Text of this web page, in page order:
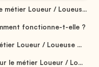
métier Loueur / Loueus...
fonctionne-t-elle ?
Loueur / Loueuse ...
le métier Loueur / Lo...